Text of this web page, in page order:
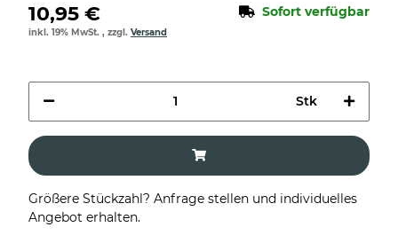
10,95 € Sofort verfügbar
inkl. 19% MwSt. , zzgl. Versand
Stk
Größere Stückzahl? Anfrage stellen und individuelles
Angebot erhalten.